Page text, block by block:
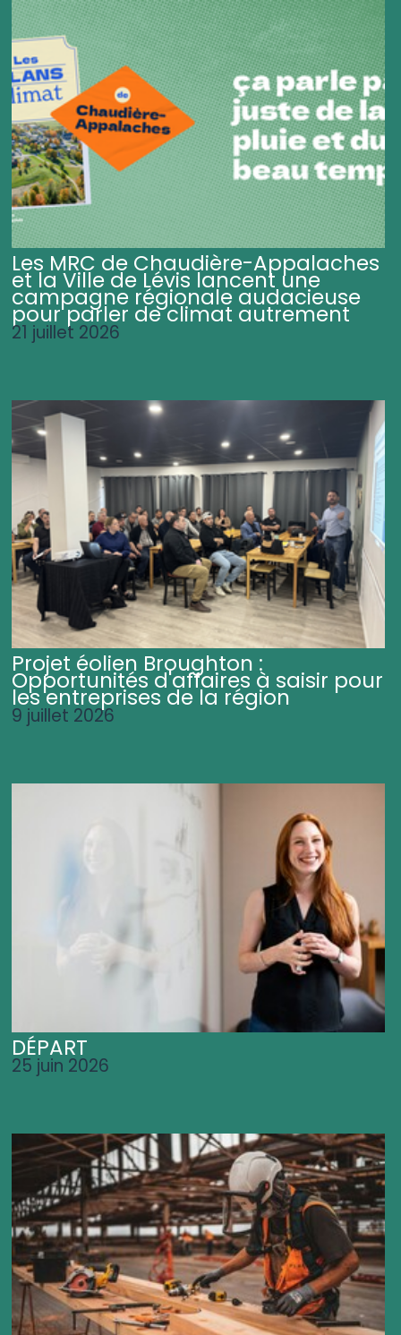
Les MRC de Chaudière-Appalaches
et la Ville de Lévis lancent une
campagne régionale audacieuse
pour parler de climat autrement
21 juillet 2026
Projet éolien Broughton :
Opportunités d'affaires à saisir pour
les entreprises de la région
9 juillet 2026
DÉPART
25 juin 2026